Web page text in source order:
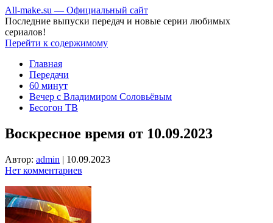
All-make.su — Официальный сайт
Последние выпуски передач и новые серии любимых
сериалов!
Перейти к содержимому
Главная
Передачи
60 минут
Вечер с Владимиром Соловьёвым
Бесогон ТВ
Воскресное время от 10.09.2023
Автор: admin | 10.09.2023
Нет комментариев